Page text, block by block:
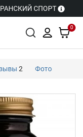
СПОРТ
0
2 Фото